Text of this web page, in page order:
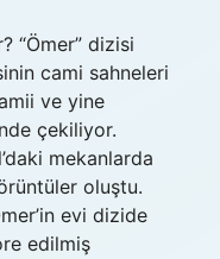
“Ömer” dizisi
cami sahneleri
ve yine
çekiliyor.
mekanlarda
oluştu.
evi dizide
edilmiş